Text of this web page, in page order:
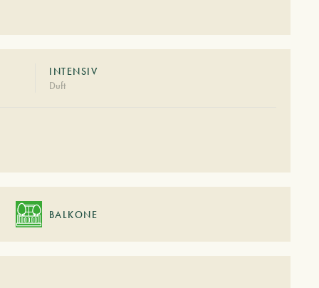
INTENSIV
Duft
BALKONE